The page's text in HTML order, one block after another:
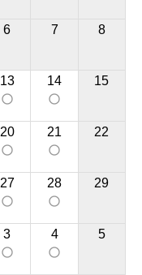
6 7 8
13
panorama_fish_eye
14
panorama_fish_eye
15
20
panorama_fish_eye
21
panorama_fish_eye
22
27
panorama_fish_eye
28
panorama_fish_eye
29
3
panorama_fish_eye
4
panorama_fish_eye
5